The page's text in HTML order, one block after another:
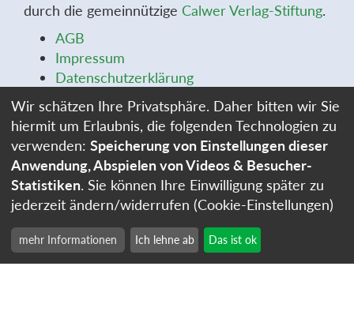
durch die gemeinnützige Calwer Verlag-Stiftung.
AGB
Impressum
Datenschutzerklärung
Widerrufsbelehrung
Widerrufsformular
Stellenangebote
Cookie-Einstellungen
Wir schätzen Ihre Privatsphäre. Daher bitten wir Sie
hiermit um Erlaubnis, die folgenden Technologien zu
verwenden: Speicherung von Einstellungen dieser
Anwendung, Abspielen von Videos & Besucher-
Statistiken. Sie können Ihre Einwilligung später zu
jederzeit ändern/widerrufen (Cookie-Einstellungen)
mehr Informationen Ich lehne ab Das ist ok